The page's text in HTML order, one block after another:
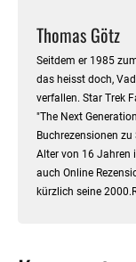
Thomas Götz
Seitdem er 1985
das heisst doch,
verfallen. Star Trek
"The Next
Buchrezensionen
Alter von 16 Jahren
auch Online
kürzlich seine